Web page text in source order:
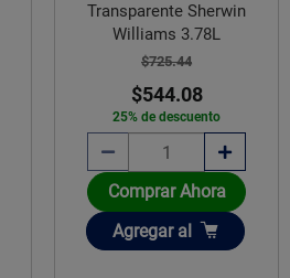
Transparente Sherwin
Williams 3.78L
$725.44
$544.08
25% de descuento
Comprar Ahora
Añadir
Agregar al